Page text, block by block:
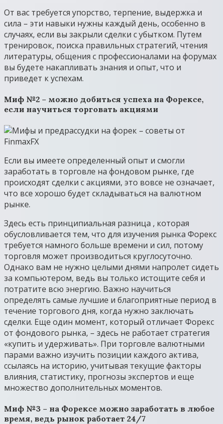
От вас требуется упорство, терпение, выдержка и
сила – эти навыки нужны каждый день, особенно в
случаях, если вы закрыли сделки с убытком. Путем
тренировок, поиска правильных стратегий, чтения
литературы, общения с профессионалами на форумах
вы будете накапливать знания и опыт, что и
приведет к успехам.
Миф №2 – можно добиться успеха на Форексе,
если научиться торговать акциями
Если вы имеете определенный опыт и смогли
заработать в торговле на фондовом рынке, где
происходят сделки с акциями, это вовсе не означает,
что все хорошо будет складываться на валютном
рынке.
Здесь есть принципиальная разница , которая
обусловливается тем, что для изучения рынка Форекс
требуется намного больше времени и сил, потому
торговля может производиться круглосуточно.
Однако вам не нужно целыми днями напролет сидеть
за компьютером, ведь вы только истощите себя и
потратите всю энергию. Важно научиться
определять самые лучшие и благоприятные период в
течение торгового дня, когда нужно заключать
сделки. Еще один момент, который отличает Форекс
от фондового рынка, – здесь не работает стратегия
«купить и удерживать». При торговле валютными
парами важно изучить позиции каждого актива,
ссылаясь на историю, учитывая текущие факторы
влияния, статистику, прогнозы экспертов и еще
множество дополнительных моментов.
Миф №3 – на Форексе можно заработать в любое
время, ведь рынок работает 24/7